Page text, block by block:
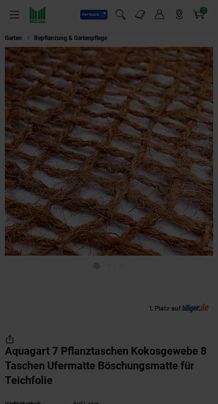
Menü
Payback
Suchfeld einblenden
Markt-Angebote 0
Artikel
Garten Bepflanzung & Gartenpflege
Aquagart 7 Pflanztaschen Kokosgewebe 8
Taschen Ufermatte Böschungsmatte für
Teichfolie